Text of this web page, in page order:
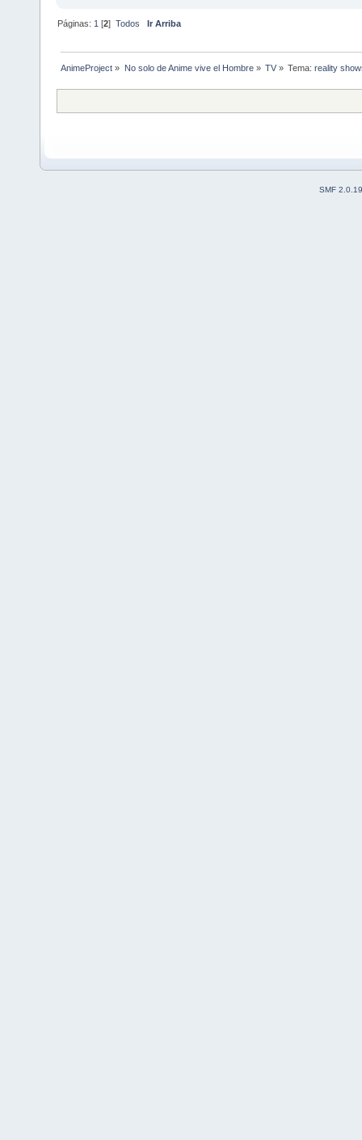
Páginas: 1 [2]Todos Ir Arriba
AnimeProject » No solo de Anime vive el Hombre» TV» Tema:reality
SMF 2.0.19